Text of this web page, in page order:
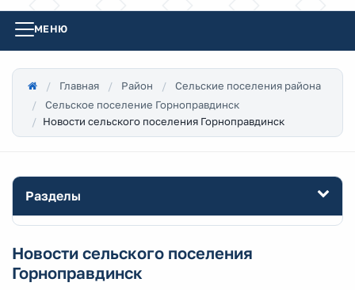
МЕНЮ
Главная Район
Сельские поселения района
Сельское поселение Горноправдинск
Новости сельского поселения Горноправдинск
Разделы
Новости сельского поселения
Горноправдинск